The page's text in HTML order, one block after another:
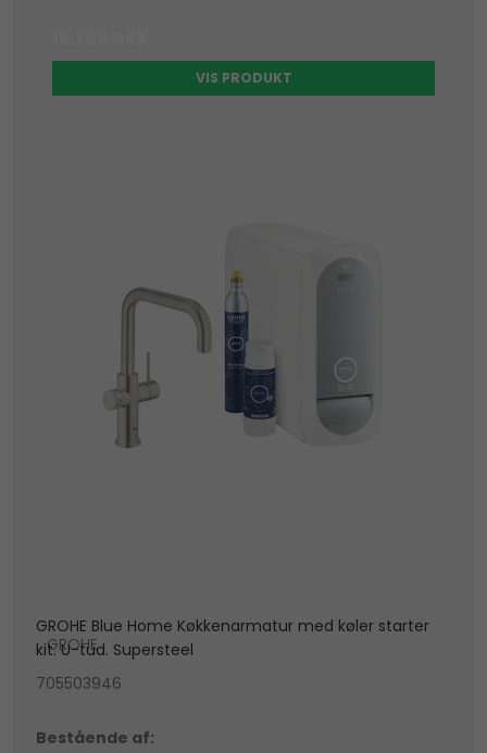
VIS PRODUKT
GROHE Blue Home Køkkenarmatur med køler starter
kit. U-tud. Supersteel
GROHE
705503946
Bestående af: